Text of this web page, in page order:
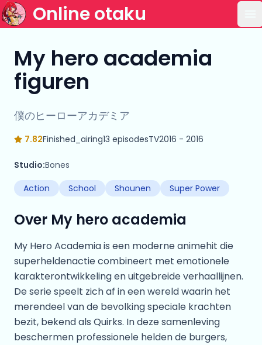
Online otaku
My hero academia
figuren
僕のヒーローアカデミア
7.82Finished_airing13 episodesTV2016 - 2016
Studio:Bones
Action
School Shounen Super Power
Over My hero academia
My Hero Academia is een moderne animehit die
superheldenactie combineert met emotionele
karakterontwikkeling en uitgebreide verhaallijnen.
De serie speelt zich af in een wereld waarin het
merendeel van de bevolking speciale krachten
bezit, bekend als Quirks. In deze samenleving
beschermen professionele helden de burgers,